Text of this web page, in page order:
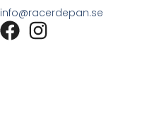
info@racerdepan.se